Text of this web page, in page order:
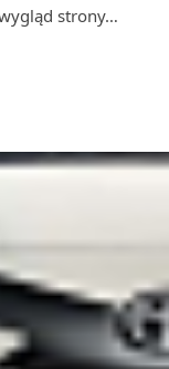
strony…